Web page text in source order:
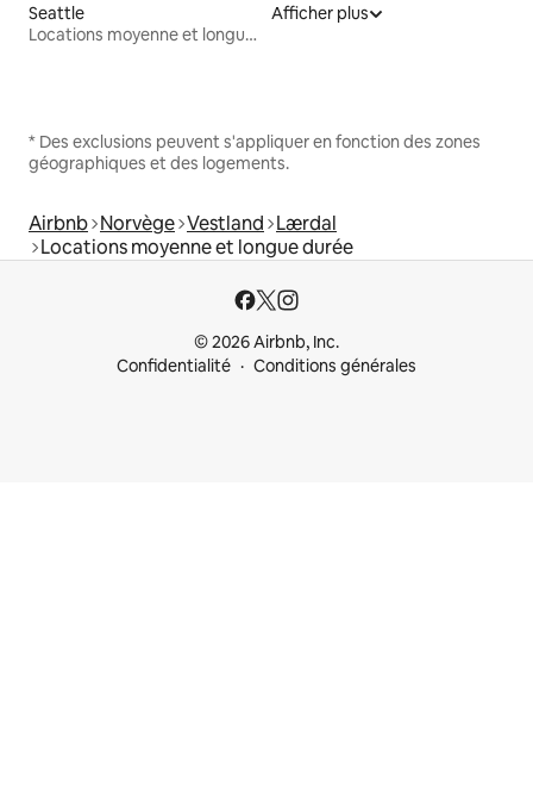
Seattle
Locations moyenne et longue durée
Afficher plus
* Des exclusions peuvent s'appliquer en fonction des zones
géographiques et des logements.
Airbnb Norvège Vestland Lærdal
Locations moyenne et longue durée
© 2026 Airbnb, Inc.
Confidentialité
Conditions générales